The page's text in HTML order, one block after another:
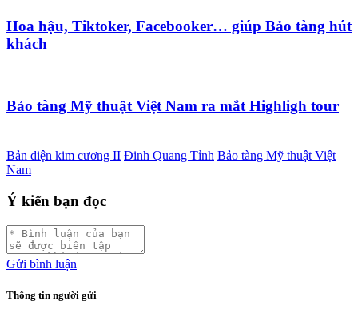
Hoa hậu, Tiktoker, Facebooker… giúp Bảo tàng hút
khách
Bảo tàng Mỹ thuật Việt Nam ra mắt Highligh tour
Bản diện kim cương II Đinh Quang Tỉnh Bảo tàng Mỹ thuật Việt
Nam
Ý kiến bạn đọc
Gửi bình luận
Thông tin người gửi